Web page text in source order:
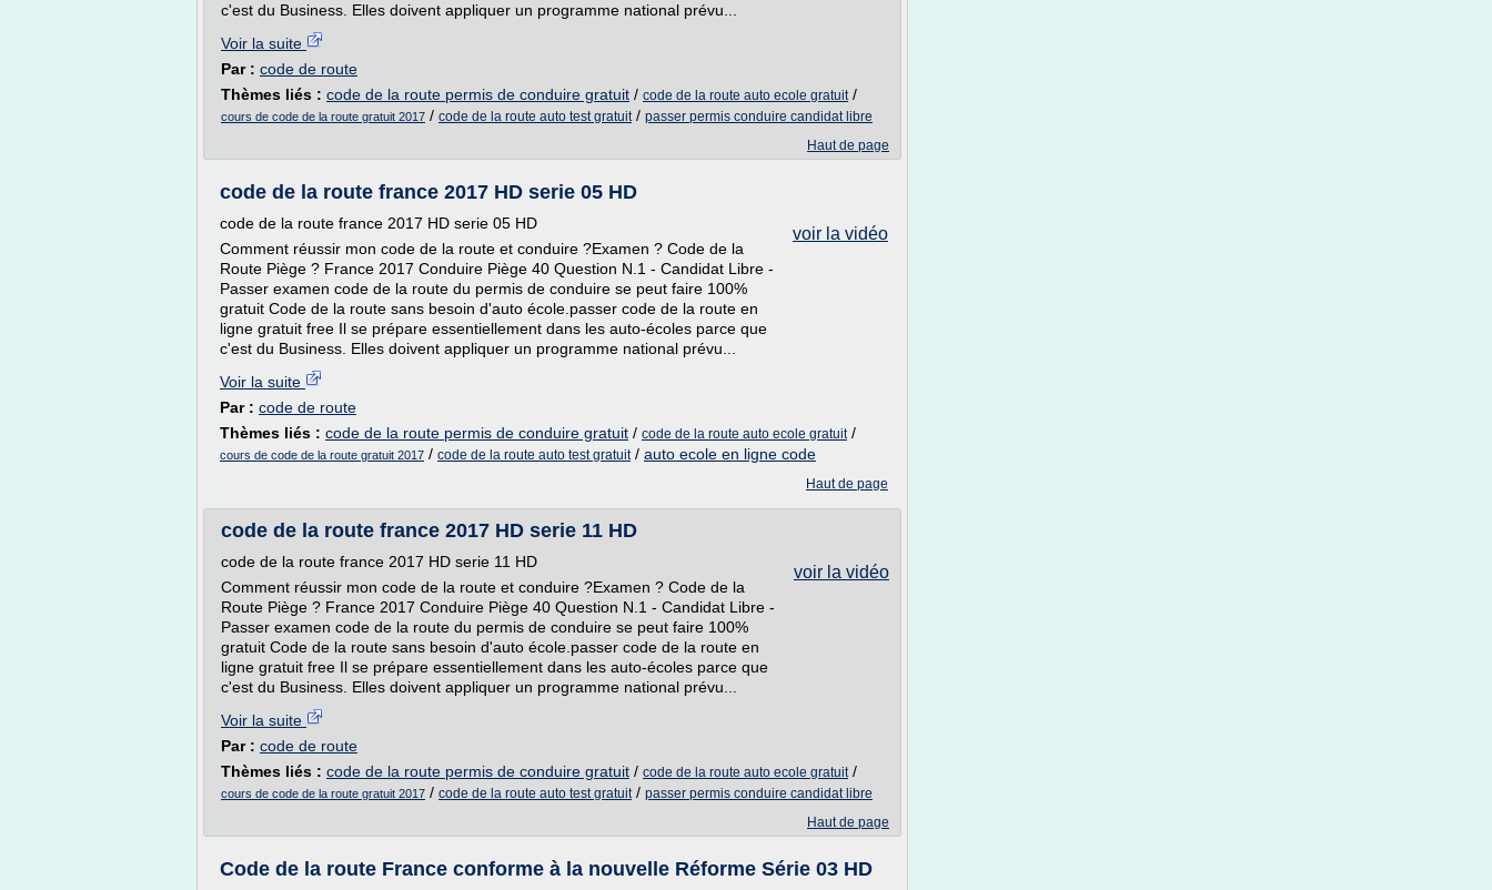
c'est du Business. Elles doivent appliquer un programme national prévu...
Voir la suite
Par : code de route
Thèmes liés : code de la route permis de conduire gratuit / code de la route auto ecole gratuit/
cours de code de la route gratuit 2017 / code de la route auto test gratuit/ passer permis conduire candidat libre
Haut de page
code de la route france 2017 HD serie 05 HD
voir la vidéo
code de la route france 2017 HD serie 05 HD
Comment réussir mon code de la route et conduire ?Examen ? Code de la
Route Piège ? France 2017 Conduire Piège 40 Question N.1 - Candidat Libre -
Passer examen code de la route du permis de conduire se peut faire 100%
gratuit Code de la route sans besoin d'auto école.passer code de la route en
ligne gratuit free Il se prépare essentiellement dans les auto-écoles parce que
c'est du Business. Elles doivent appliquer un programme national prévu...
Voir la suite
Par : code de route
Thèmes liés : code de la route permis de conduire gratuit / code de la route auto ecole gratuit/
cours de code de la route gratuit 2017 / code de la route auto test gratuit/ auto ecole en ligne code
Haut de page
code de la route france 2017 HD serie 11 HD
voir la vidéo
code de la route france 2017 HD serie 11 HD
Comment réussir mon code de la route et conduire ?Examen ? Code de la
Route Piège ? France 2017 Conduire Piège 40 Question N.1 - Candidat Libre -
Passer examen code de la route du permis de conduire se peut faire 100%
gratuit Code de la route sans besoin d'auto école.passer code de la route en
ligne gratuit free Il se prépare essentiellement dans les auto-écoles parce que
c'est du Business. Elles doivent appliquer un programme national prévu...
Voir la suite
Par : code de route
Thèmes liés : code de la route permis de conduire gratuit / code de la route auto ecole gratuit/
cours de code de la route gratuit 2017 / code de la route auto test gratuit/ passer permis conduire candidat libre
Haut de page
Code de la route France conforme à la nouvelle Réforme Série 03 HD